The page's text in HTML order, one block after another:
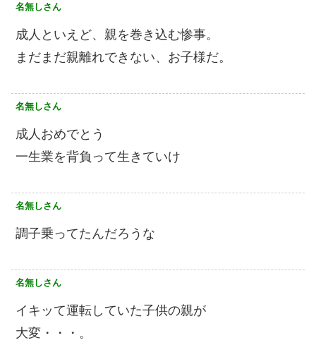
名無しさん
成人といえど、親を巻き込む惨事。
まだまだ親離れできない、お子様だ。
名無しさん
成人おめでとう
一生業を背負って生きていけ
名無しさん
調子乗ってたんだろうな
名無しさん
イキッて運転していた子供の親が
大変・・・。